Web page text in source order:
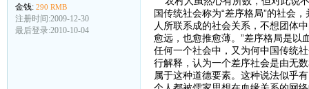
金钱: 290 RMB
注册时间:2009-12-30
最后登录:2010-10-04
国传统社会称为“差序格局”的社会
人所联系成的社会关系，不想团体
愈远，也愈推愈薄。”差序格局是以
任何一个社会中，又为何中国传统
行解释，认为一个差序社会是由无
属于这种道德要素。这种说法似乎